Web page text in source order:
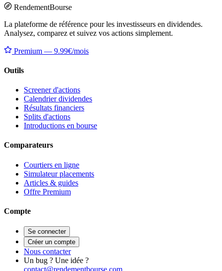
La plateforme de référence pour les investisseurs en dividendes.
Analysez, comparez et suivez vos actions simplement.
Premium — 9.99€/mois
Outils
Screener d'actions
Calendrier dividendes
Résultats financiers
Splits d'actions
Courtiers en ligne
Simulateur placements
Articles & guides
Offre Premium